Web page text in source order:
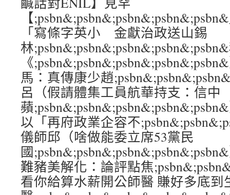
【
「寫條字英小 金獻治政送山錫
林
《
馬：真傳康少趙
呂（假請體集工員航華持支：信中
蘋
以「再府政業企容不
儀師邱（啥做能委立席53黨民
國
難豬美解化：論評點焦
看你給算水薪開公師醫 賺好多底到